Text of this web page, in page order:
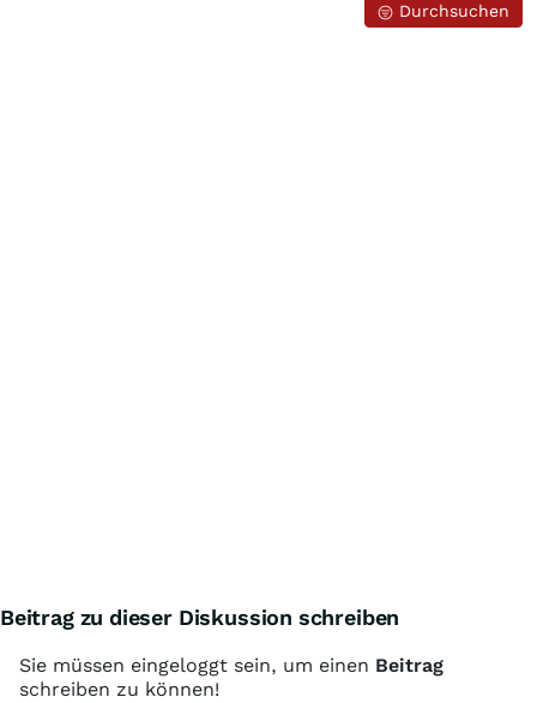
Durchsuchen
Beitrag zu dieser Diskussion schreiben
Sie müssen eingeloggt sein, um einen Beitrag
schreiben zu können!